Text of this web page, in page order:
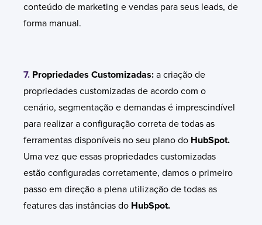
conteúdo de marketing e vendas para seus leads, de
forma manual.
7. Propriedades Customizadas: a criação de
propriedades customizadas de acordo com o
cenário, segmentação e demandas é imprescindível
para realizar a configuração correta de todas as
ferramentas disponíveis no seu plano do HubSpot.
Uma vez que essas propriedades customizadas
estão configuradas corretamente, damos o primeiro
passo em direção a plena utilização de todas as
features das instâncias do HubSpot.